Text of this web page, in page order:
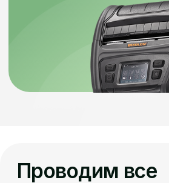
Мобильный тариф
Возврат
Покупка